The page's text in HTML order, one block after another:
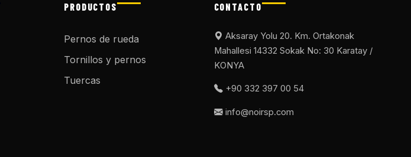
PRODUCTOS
Pernos de rueda
Tornillos y pernos
Tuercas
CONTACTO
Aksaray Yolu 20. Km. Ortakonak
Mahallesi 14332 Sokak No: 30 Karatay /
KONYA
+90 332 397 00 54
info@noirsp.com